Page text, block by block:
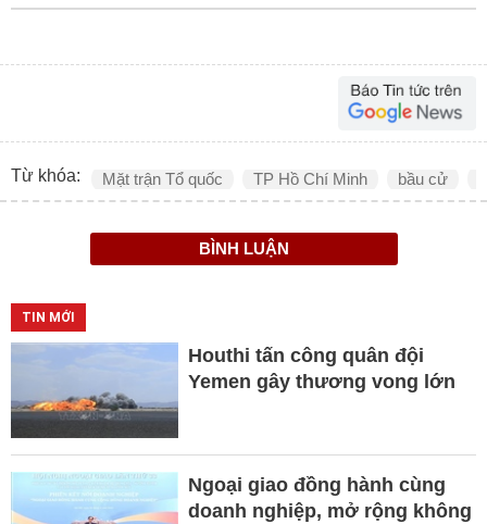
Từ khóa: Mặt trận Tổ quốc TP Hồ Chí Minh bầu cử
BÌNH LUẬN
TIN MỚI
Houthi tấn công quân đội
Yemen gây thương vong lớn
Ngoại giao đồng hành cùng
doanh nghiệp, mở rộng không